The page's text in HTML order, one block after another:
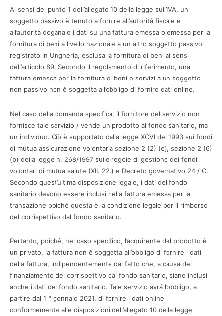
Ai sensi del punto 1 dell’allegato 10 della legge sull’IVA, un
soggetto passivo è tenuto a fornire all’autorità fiscale e
all’autorità doganale i dati su una fattura emessa o emessa per la
fornitura di beni a livello nazionale a un altro soggetto passivo
registrato in Ungheria, esclusa la fornitura di beni ai sensi
dell’articolo 89. Secondo il regolamento di riferimento, una
fattura emessa per la fornitura di beni o servizi a un soggetto
non passivo non è soggetta all’obbligo di fornire dati online.
Nel caso della domanda specifica, il fornitore del servizio non
fornisce tale servizio / vende un prodotto al fondo sanitario, ma
un individuo. Ciò è supportato dalla legge XCVI del 1993 sui fondi
di mutua assicurazione volontaria sezione 2 (2) (e), sezione 2 (6)
(b) della legge n. 268/1997 sulle regole di gestione dei fondi
volontari di mutua salute (XII. 22.) e Decreto governativo 24 / C.
Secondo quest’ultima disposizione legale, i dati del fondo
sanitario devono essere inclusi nella fattura emessa per la
transazione poiché questa è la condizione legale per il rimborso
del corrispettivo dal fondo sanitario.
Pertanto, poiché, nel caso specifico, l’acquirente del prodotto è
un privato, la fattura non è soggetta all’obbligo di fornire i dati
della fattura, indipendentemente dal fatto che, a causa del
finanziamento del corrispettivo dal fondo sanitario, siano inclusi
anche i dati del fondo sanitario. Tale servizio avrá l’obbligo, a
partire dal 1 ° gennaio 2021, di fornire i dati online
conformemente alle disposizioni dell’allegato 10 della legge